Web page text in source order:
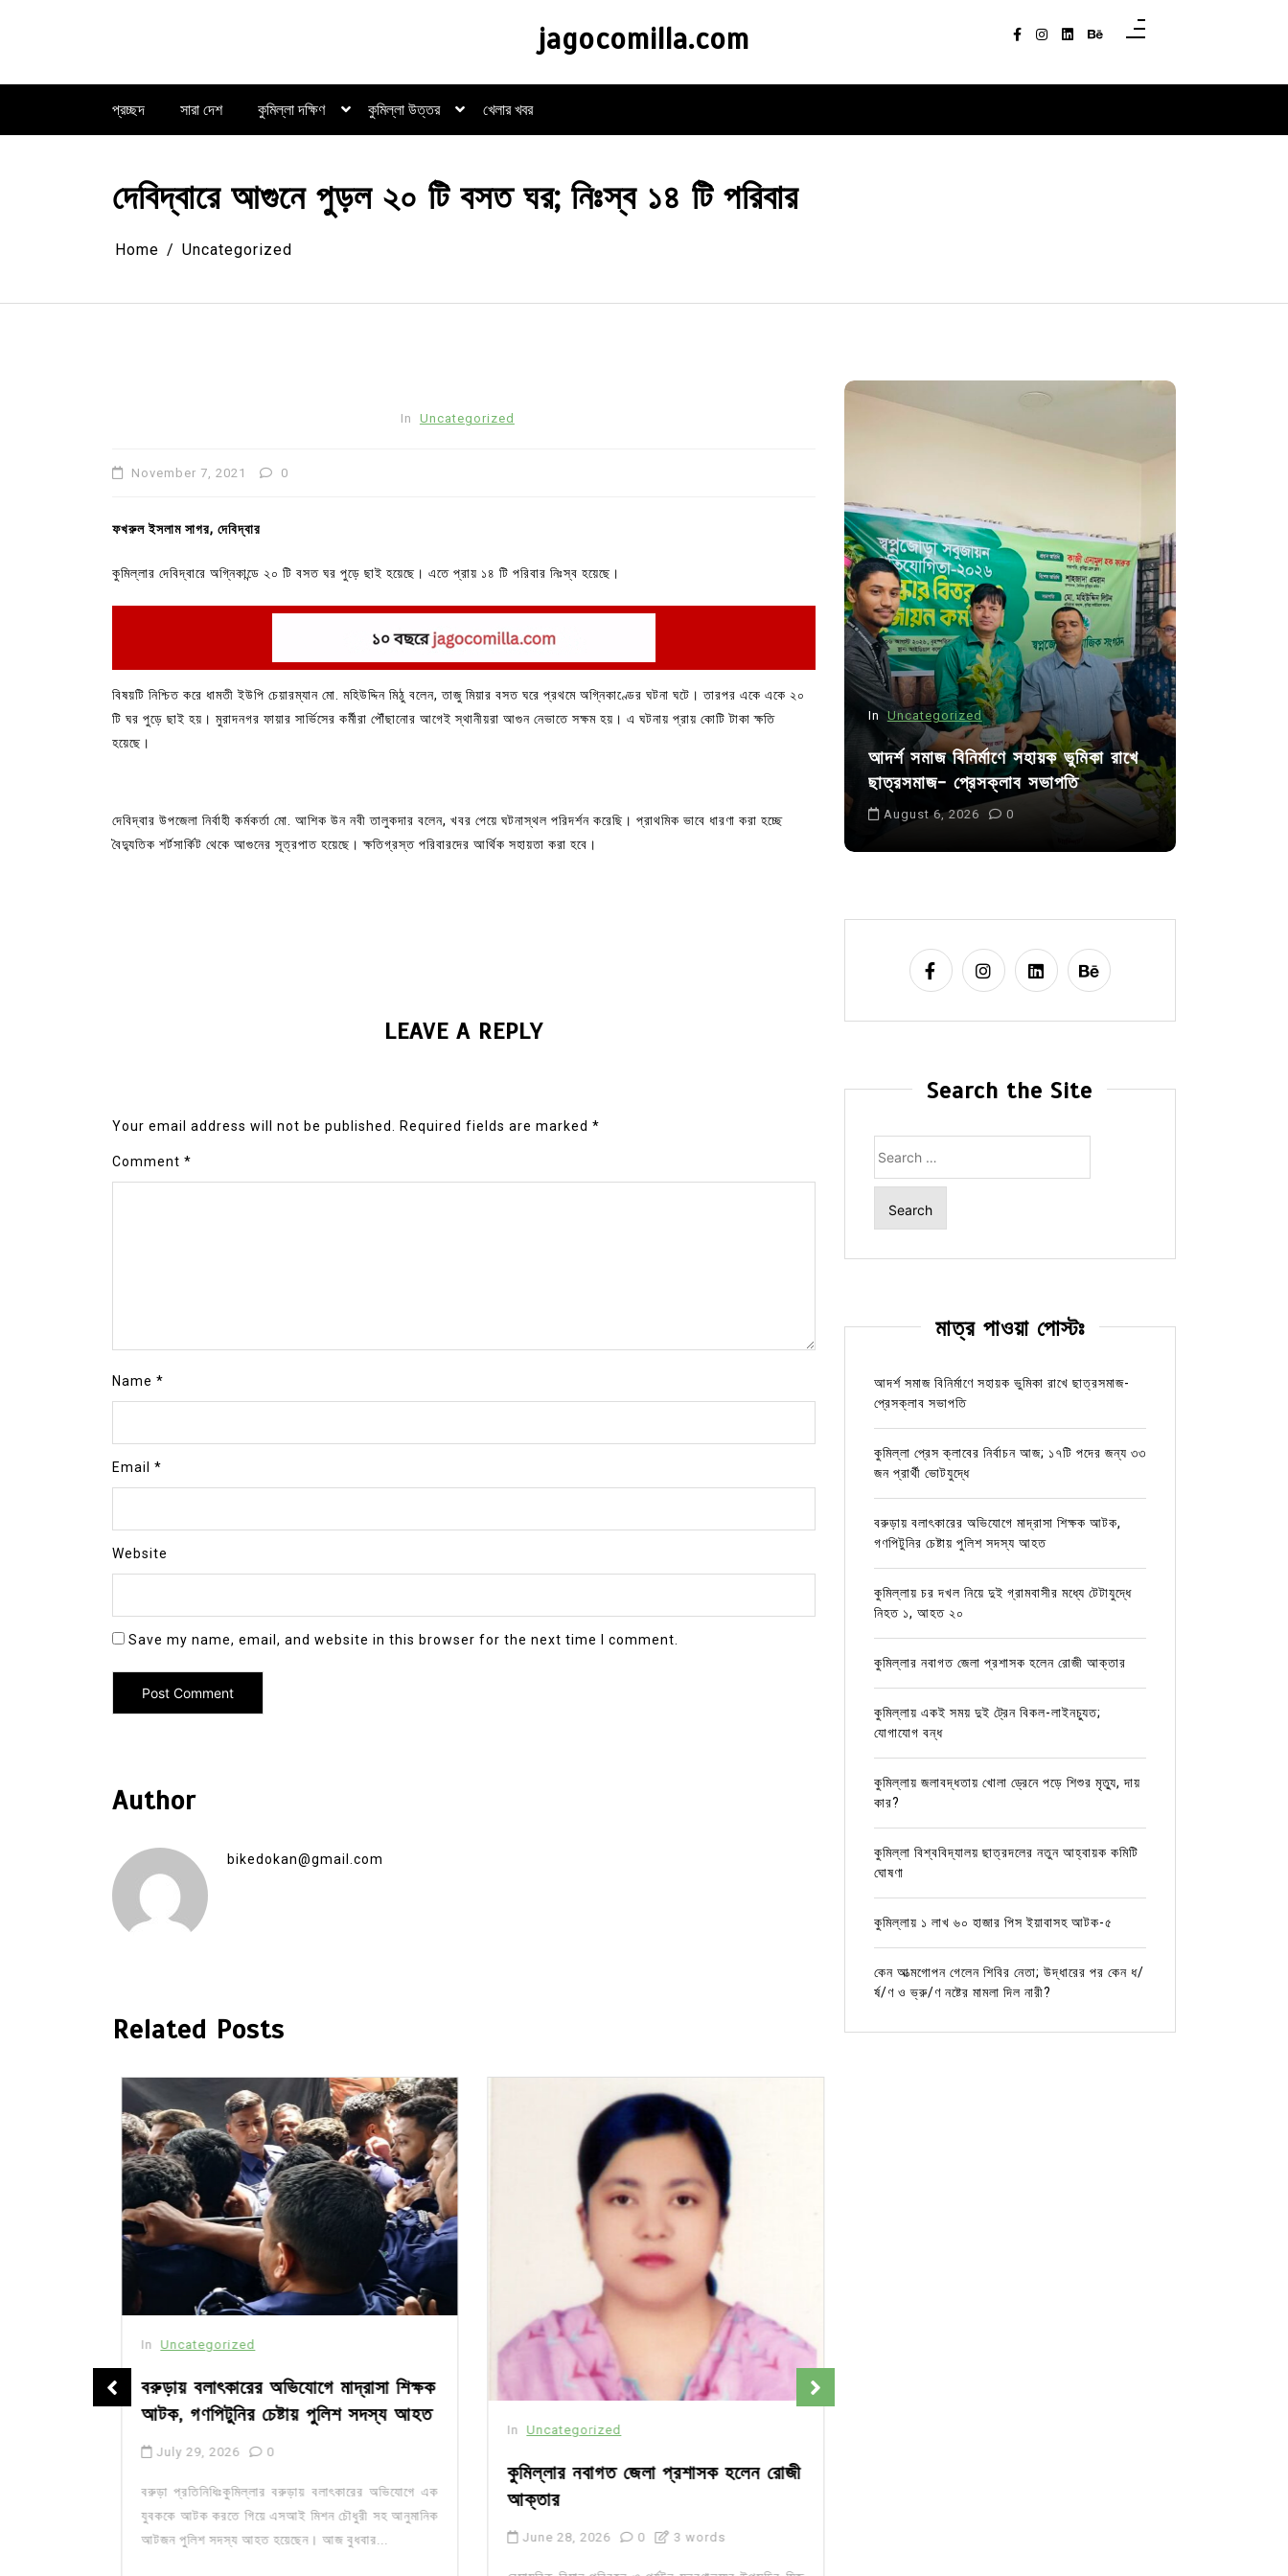
jagocomilla.com
প্রচ্ছদ সারা দেশ কুমিল্লা দক্ষিণ কুমিল্লা উত্তর খেলার খবর
দেবিদ্বারে আগুনে পুড়ল ২০ টি বসত ঘর; নিঃস্ব ১৪ টি পরিবার
Home Uncategorized
In Uncategorized
November 7, 2021 0
ফখরুল ইসলাম সাগর, দেবিদ্বার
কুমিল্লার দেবিদ্বারে অগ্নিকান্ডে ২০ টি বসত ঘর পুড়ে ছাই হয়েছে। এতে প্রায় ১৪ টি পরিবার নিঃস্ব হয়েছে।
শনিবার ( ৬ নভেম্বর) সন্ধ্যা ৬ টায় উপজেলার ধামতী ইউনিয়নের আবুল হোসেন সরকারের বাড়িতে এই অগ্নিকাণ্ডের ঘটনা ঘটে।
বিষয়টি নিশ্চিত করে ধামতী ইউপি চেয়ারম্যান মো. মহিউদ্দিন মিঠু বলেন, তাজু মিয়ার বসত ঘরে প্রথমে অগ্নিকাণ্ডের ঘটনা ঘটে। তারপর একে একে ২০
টি ঘর পুড়ে ছাই হয়। মুরাদনগর ফায়ার সার্ভিসের কর্মীরা পৌঁছানোর আগেই স্থানীয়রা আগুন নেভাতে সক্ষম হয়। এ ঘটনায় প্রায় কোটি টাকা ক্ষতি
হয়েছে।
দেবিদ্বার উপজেলা নির্বাহী কর্মকর্তা মো. আশিক উন নবী তালুকদার বলেন, খবর পেয়ে ঘটনাস্থল পরিদর্শন করেছি। প্রাথমিক ভাবে ধারণা করা হচ্ছে
বৈদ্যুতিক শর্টসার্কিট থেকে আগুনের সূত্রপাত হয়েছে। ক্ষতিগ্রস্ত পরিবারদের আর্থিক সহায়তা করা হবে।
LEAVE A REPLY
Your email address will not be published. Required fields are marked *
Comment *
Name *
Email *
Website
Save my name, email, and website in this browser for the next time I comment.
Author
bikedokan@gmail.com
Related Posts
In Uncategorized
বরুড়ায় বলাৎকারের অভিযোগে মাদ্রাসা শিক্ষক
আটক, গণপিটুনির চেষ্টায় পুলিশ সদস্য আহত
July 29, 2026 0
বরুড়া প্রতিনিধিঃকুমিল্লার বরুড়ায় বলাৎকারের অভিযোগে এক
যুবককে আটক করতে গিয়ে এসআই মিশন চৌধুরী সহ আনুমানিক
আটজন পুলিশ সদস্য আহত হয়েছেন। আজ বুধবার...
In Uncategorized
কুমিল্লার নবাগত জেলা প্রশাসক হলেন রোজী
আক্তার
June 28, 2026 0 3 words
In Uncategorized
July 30, 2026 0 3 words
In Uncategorized
আদর্শ সমাজ বিনির্মাণে সহায়ক ভুমিকা রাখে
ছাত্রসমাজ- প্রেসক্লাব সভাপতি
August 6, 2026 0
Search the Site
for:
মাত্র পাওয়া পোস্টঃ
আদর্শ সমাজ বিনির্মাণে সহায়ক ভুমিকা রাখে ছাত্রসমাজ-
প্রেসক্লাব সভাপতি
কুমিল্লা প্রেস ক্লাবের নির্বাচন আজ; ১৭টি পদের জন্য ৩৩
জন প্রার্থী ভোটযুদ্ধে
বরুড়ায় বলাৎকারের অভিযোগে মাদ্রাসা শিক্ষক আটক,
গণপিটুনির চেষ্টায় পুলিশ সদস্য আহত
কুমিল্লায় চর দখল নিয়ে দুই গ্রামবাসীর মধ্যে টেটাযুদ্ধে
নিহত ১, আহত ২০
কুমিল্লার নবাগত জেলা প্রশাসক হলেন রোজী আক্তার
কুমিল্লায় একই সময় দুই ট্রেন বিকল-লাইনচ্যুত;
যোগাযোগ বন্ধ
কুমিল্লায় জলাবদ্ধতায় খোলা ড্রেনে পড়ে শিশুর মৃত্যু, দায়
কার?
কুমিল্লা বিশ্ববিদ্যালয় ছাত্রদলের নতুন আহ্বায়ক কমিটি
ঘোষণা
কুমিল্লায় ১ লাখ ৬০ হাজার পিস ইয়াবাসহ আটক-৫
কেন আত্মগোপন গেলেন শিবির নেতা; উদ্ধারের পর কেন ধ/
র্ষ/ণ ও ভ্রু/ণ নষ্টের মামলা দিল নারী?